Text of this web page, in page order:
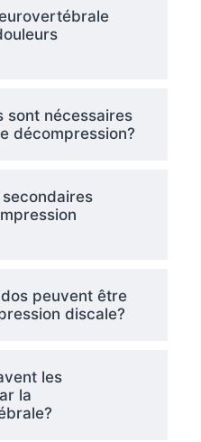
sont nécessaires
décompression?
peuvent être
discale?
les
la